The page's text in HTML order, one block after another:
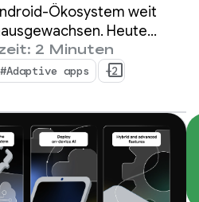
building
Ökosystem weit
Heute
über
zu erreichen,
Tablets, XR-Geräte,
Autos.
2 Minuten
#Adaptive apps +2